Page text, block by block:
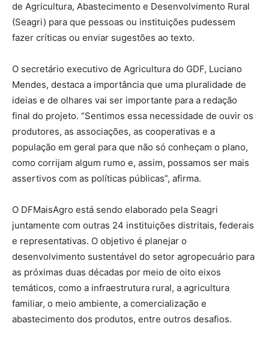
de Agricultura, Abastecimento e Desenvolvimento Rural
(Seagri) para que pessoas ou instituições pudessem
fazer críticas ou enviar sugestões ao texto.
O secretário executivo de Agricultura do GDF, Luciano
Mendes, destaca a importância que uma pluralidade de
ideias e de olhares vai ser importante para a redação
final do projeto. “Sentimos essa necessidade de ouvir os
produtores, as associações, as cooperativas e a
população em geral para que não só conheçam o plano,
como corrijam algum rumo e, assim, possamos ser mais
assertivos com as políticas públicas”, afirma.
O DFMaisAgro está sendo elaborado pela Seagri
juntamente com outras 24 instituições distritais, federais
e representativas. O objetivo é planejar o
desenvolvimento sustentável do setor agropecuário para
as próximas duas décadas por meio de oito eixos
temáticos, como a infraestrutura rural, a agricultura
familiar, o meio ambiente, a comercialização e
abastecimento dos produtos, entre outros desafios.